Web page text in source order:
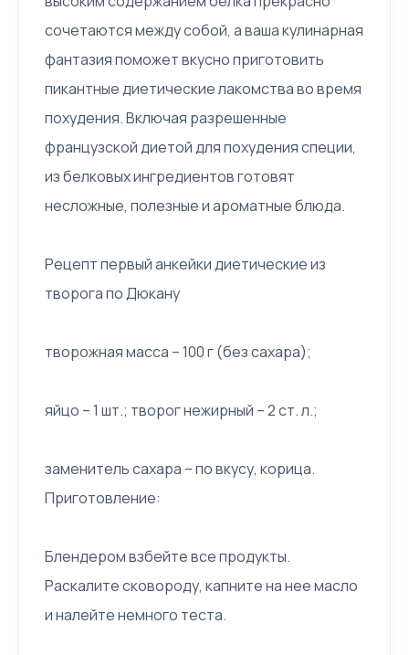
сочетаются между собой, а ваша кулинарная
фантазия поможет вкусно приготовить
пикантные диетические лакомства во время
похудения. Включая разрешенные
французской диетой для похудения специи,
из белковых ингредиентов готовят
несложные, полезные и ароматные блюда.
Рецепт первый анкейки диетические из
творога по Дюкану
творожная масса – 100 г (без сахара);
яйцо – 1 шт.; творог нежирный – 2 ст. л.;
заменитель сахара – по вкусу, корица.
Приготовление:
Блендером взбейте все продукты.
Раскалите сковороду, капните на нее масло
и налейте немного теста.